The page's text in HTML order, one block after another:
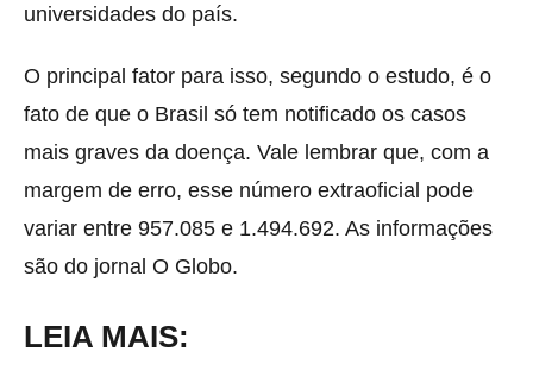
universidades do país.
O principal fator para isso, segundo o estudo, é o
fato de que o Brasil só tem notificado os casos
mais graves da doença. Vale lembrar que, com a
margem de erro, esse número extraoficial pode
variar entre 957.085 e 1.494.692. As informações
são do jornal O Globo.
LEIA MAIS: